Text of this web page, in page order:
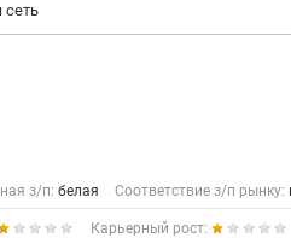
сеть
з/п: белая Соответствие з/п рынку:
Карьерный рост: